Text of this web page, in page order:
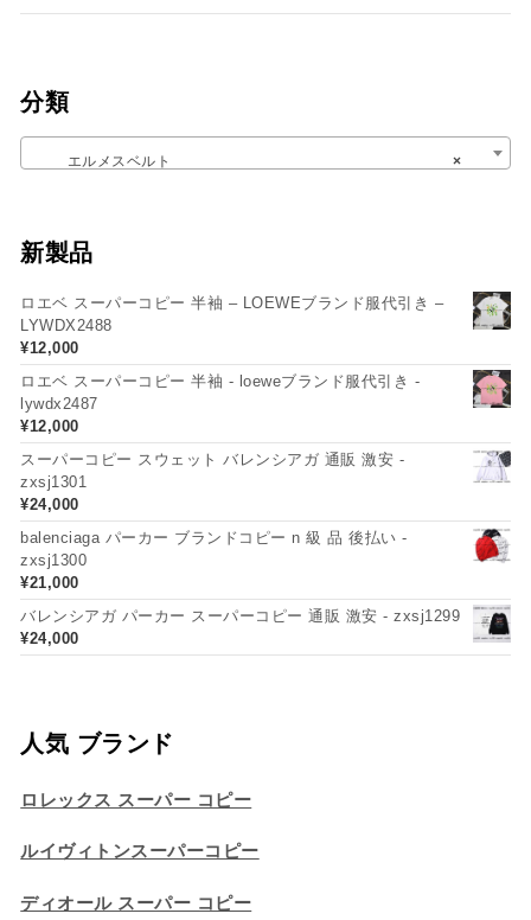
分類
×
エルメスベルト
新製品
ロエベ スーパーコピー 半袖 – LOEWEブランド服代引き –
LYWDX2488
¥12,000
ロエベ スーパーコピー 半袖 - loeweブランド服代引き -
lywdx2487
¥12,000
スーパーコピー スウェット バレンシアガ 通販 激安 -
zxsj1301
¥24,000
balenciaga パーカー ブランドコピー n 級 品 後払い -
zxsj1300
¥21,000
バレンシアガ パーカー スーパーコピー 通販 激安 - zxsj1299
¥24,000
人気 ブランド
ロレックス スーパー コピー
ルイヴィトンスーパーコピー
ディオール スーパー コピー